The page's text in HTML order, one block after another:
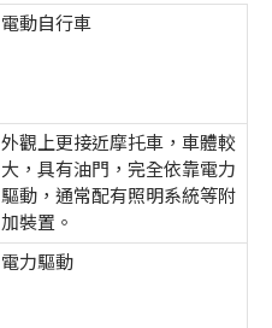
電動自行車
外觀上更接近摩托車，車體較
大，具有油門，完全依靠電力
驅動，通常配有照明系統等附
加裝置。
電力驅動